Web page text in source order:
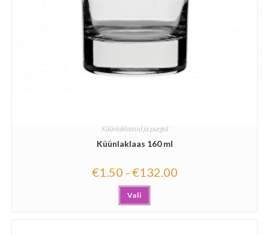
Küünlaklaasid ja purgid
Küünlaklaas 160 ml
€1.50 –€132.00
Vali